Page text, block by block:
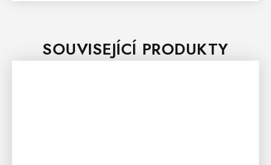
SOUVISEJÍCÍ PRODUKTY